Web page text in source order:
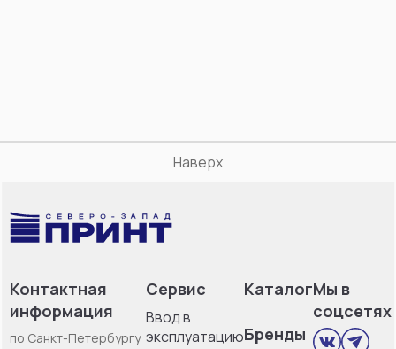
Наверх
Контактная
информация
по Санкт-Петербургу
Сервис
Ввод в
эксплуатацию
Каталог
Бренды
Мы в
соцсетях